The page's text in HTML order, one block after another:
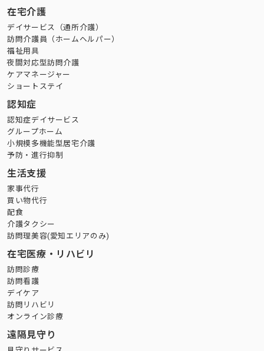
在宅介護
デイサービス（通所介護）
訪問介護員（ホームヘルパー）
福祉用具
夜間対応型訪問介護
ケアマネージャー
ショートステイ
認知症
認知症デイサービス
グループホーム
小規模多機能型居宅介護
予防・進行抑制
生活支援
家事代行
買い物代行
配食
介護タクシー
訪問理美容(愛知エリアのみ)
在宅医療・リハビリ
訪問診療
訪問看護
デイケア
訪問リハビリ
オンライン診療
遠隔見守り